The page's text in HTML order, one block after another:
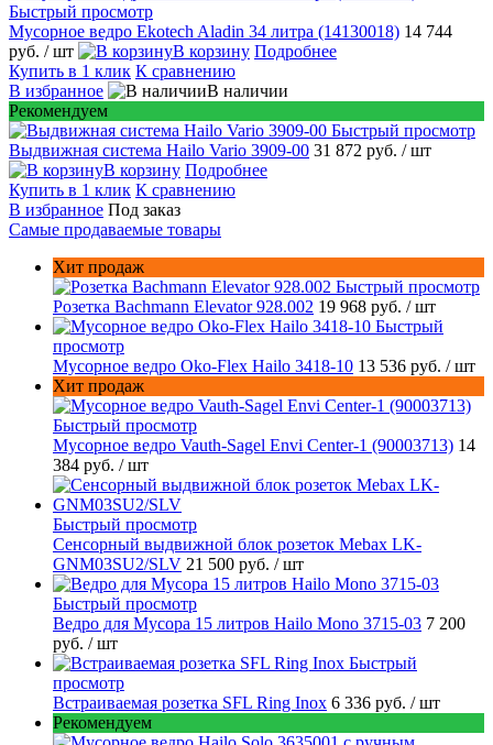
Быстрый просмотр
Мусорное ведро Ekotech Aladin 34 литра (14130018) 14 744
руб. / шт В корзину Подробнее
Купить в 1 клик К сравнению
В избранное
В наличии
Рекомендуем
Быстрый просмотр
Выдвижная система Hailo Vario 3909-00 31 872 руб. / шт
В корзину Подробнее
Купить в 1 клик К сравнению
В избранное Под заказ
Самые продаваемые товары
Хит продаж
Быстрый просмотр
Розетка Bachmann Elevator 928.002 19 968 руб. / шт
Быстрый
просмотр
Мусорное ведро Oko-Flex Hailo 3418-10 13 536 руб. / шт
Хит продаж
Быстрый просмотр
Мусорное ведро Vauth-Sagel Envi Center-1 (90003713) 14
384 руб. / шт
Быстрый просмотр
Сенсорный выдвижной блок розеток Mebax LK-
GNM03SU2/SLV 21 500 руб. / шт
Быстрый просмотр
Ведро для Мусора 15 литров Hailo Mono 3715-03 7 200
руб. / шт
Быстрый
просмотр
Встраиваемая розетка SFL Ring Inox 6 336 руб. / шт
Рекомендуем